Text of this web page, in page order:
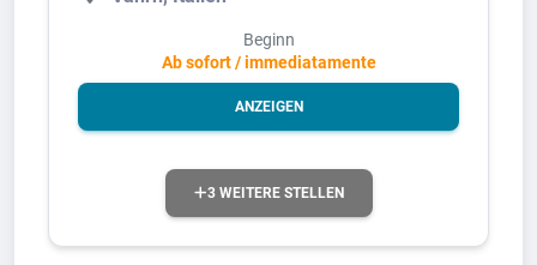
Beginn
Ab sofort / immediatamente
ANZEIGEN
3 WEITERE STELLEN